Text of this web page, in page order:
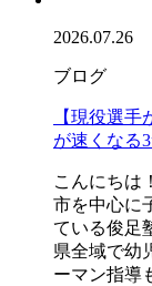
2026.07.26
ブログ
【現役選
が速くなる
こんにちは
市を中心に
ている俊足
県全域で幼
ーマン指導